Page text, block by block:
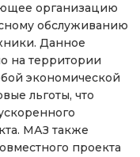
организацию
обслуживанию
Данное
на территории
экономической
льготы, что
МАЗ также
проекта